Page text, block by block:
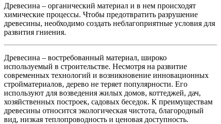
Древесина – органический материал и в нем происходят
химические процессы. Чтобы предотвратить разрушение
древесины, необходимо создать неблагоприятные условия для
развития гниения.
Древесина – востребованный материал, широко
используемый в строительстве. Несмотря на развитие
современных технологий и возникновение инновационных
стройматериалов, дерево не теряет популярности. Его
используют для возведения жилых домов, коттеджей, дач,
хозяйственных построек, садовых беседок. К преимуществам
древесины относится экологическая чистота, благородный
вид, низкая теплопроводность и ценовая доступность.